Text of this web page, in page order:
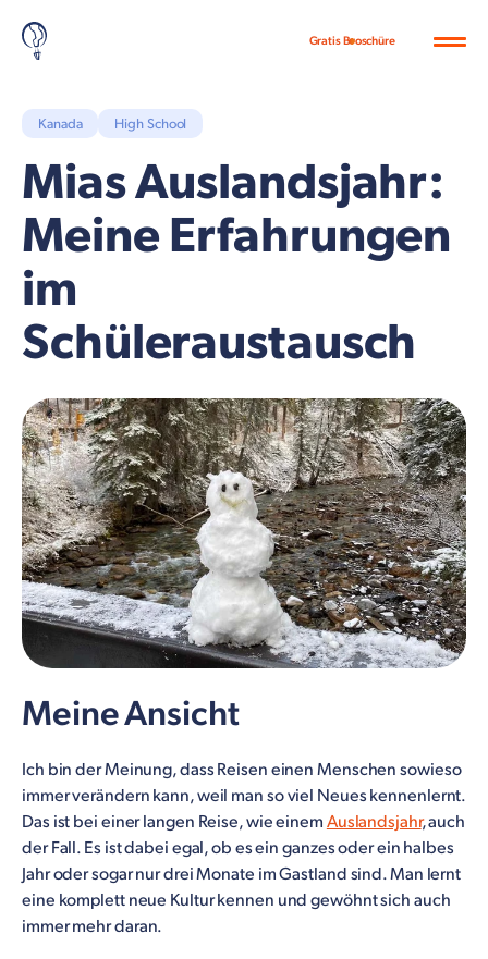
Gratis Broschüre
Kanada High School
Mias Auslandsjahr:
Meine Erfahrungen
im
Schüleraustausch
Meine Ansicht
Ich bin der Meinung, dass Reisen einen Menschen sowieso
immer verändern kann, weil man so viel Neues kennenlernt.
Das ist bei einer langen Reise, wie einem Auslandsjahr, auch
der Fall. Es ist dabei egal, ob es ein ganzes oder ein halbes
Jahr oder sogar nur drei Monate im Gastland sind. Man lernt
eine komplett neue Kultur kennen und gewöhnt sich auch
immer mehr daran.